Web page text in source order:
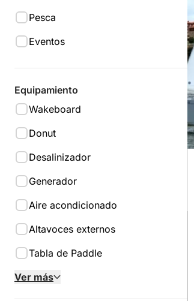
Pesca
Eventos
Equipamiento
Wakeboard
Donut
Desalinizador
Generador
Aire acondicionado
Altavoces externos
Tabla de Paddle
Ver más